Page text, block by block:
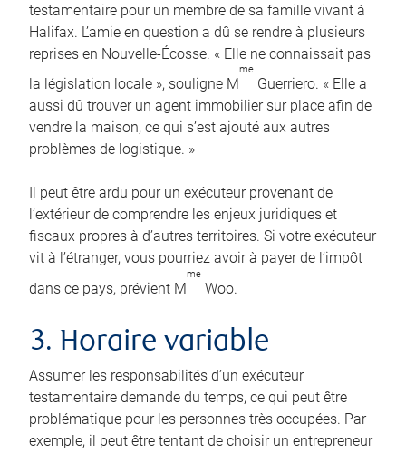
testamentaire pour un membre de sa famille vivant à
Halifax. L’amie en question a dû se rendre à plusieurs
reprises en Nouvelle-Écosse. « Elle ne connaissait pas
la législation locale », souligne M
me
Guerriero. « Elle a
aussi dû trouver un agent immobilier sur place afin de
vendre la maison, ce qui s’est ajouté aux autres
problèmes de logistique. »
Il peut être ardu pour un exécuteur provenant de
l’extérieur de comprendre les enjeux juridiques et
fiscaux propres à d’autres territoires. Si votre exécuteur
vit à l’étranger, vous pourriez avoir à payer de l’impôt
dans ce pays, prévient M
me
Woo.
3. Horaire variable
Assumer les responsabilités d’un exécuteur
testamentaire demande du temps, ce qui peut être
problématique pour les personnes très occupées. Par
exemple, il peut être tentant de choisir un entrepreneur